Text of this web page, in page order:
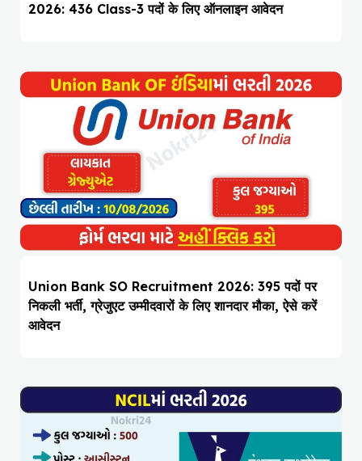
2026: 436 Class-3 पदों के लिए ऑनलाइन आवेदन
Union Bank SO Recruitment 2026: 395 पदों पर
निकली भर्ती, ग्रेजुएट उम्मीदवारों के लिए शानदार मौका, ऐसे करें
आवेदन